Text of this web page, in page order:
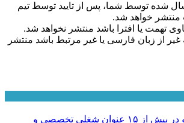
شده توسط شما، پس از تایید توسط تیم
خواهد شد.
تهمت یا افترا باشد منتشر نخواهد شد.
غیر از زبان فارسی یا غیر مرتبط باشد منتشر